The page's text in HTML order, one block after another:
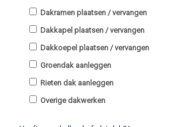
Dakramen plaatsen / vervangen
Dakkapel plaatsen / vervangen
Dakkoepel plaatsen / vervangen
Groendak aanleggen
Rieten dak aanleggen
Overige dakwerken